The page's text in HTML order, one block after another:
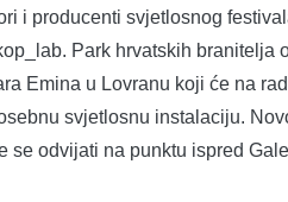
i producenti svjetlosnog
Park hrvatskih branitelja
Emina u Lovranu koji će na
svjetlosnu instalaciju.
se odvijati na punktu ispred